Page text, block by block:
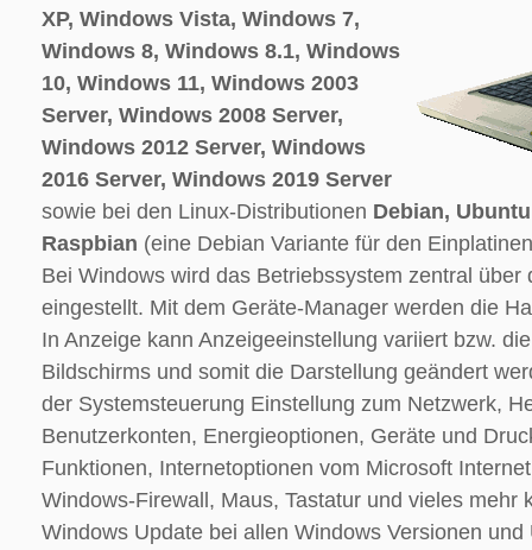
XP, Windows Vista, Windows 7,
Windows 8, Windows 8.1, Windows
10, Windows 11, Windows 2003
Server, Windows 2008 Server,
Windows 2012 Server, Windows
2016 Server, Windows 2019 Server
sowie bei den Linux-Distributionen Debian,
Raspbian (eine Debian Variante für den
Bei Windows wird das Betriebssystem zentral über
eingestellt. Mit dem Geräte-Manager werden die
In Anzeige kann Anzeigeeinstellung variiert bzw.
Bildschirms und somit die Darstellung geändert
der Systemsteuerung Einstellung zum Netzwerk,
Benutzerkonten, Energieoptionen, Geräte und
Funktionen, Internetoptionen vom Microsoft
Windows-Firewall, Maus, Tastatur und vieles mehr
Windows Update bei allen Windows Versionen und